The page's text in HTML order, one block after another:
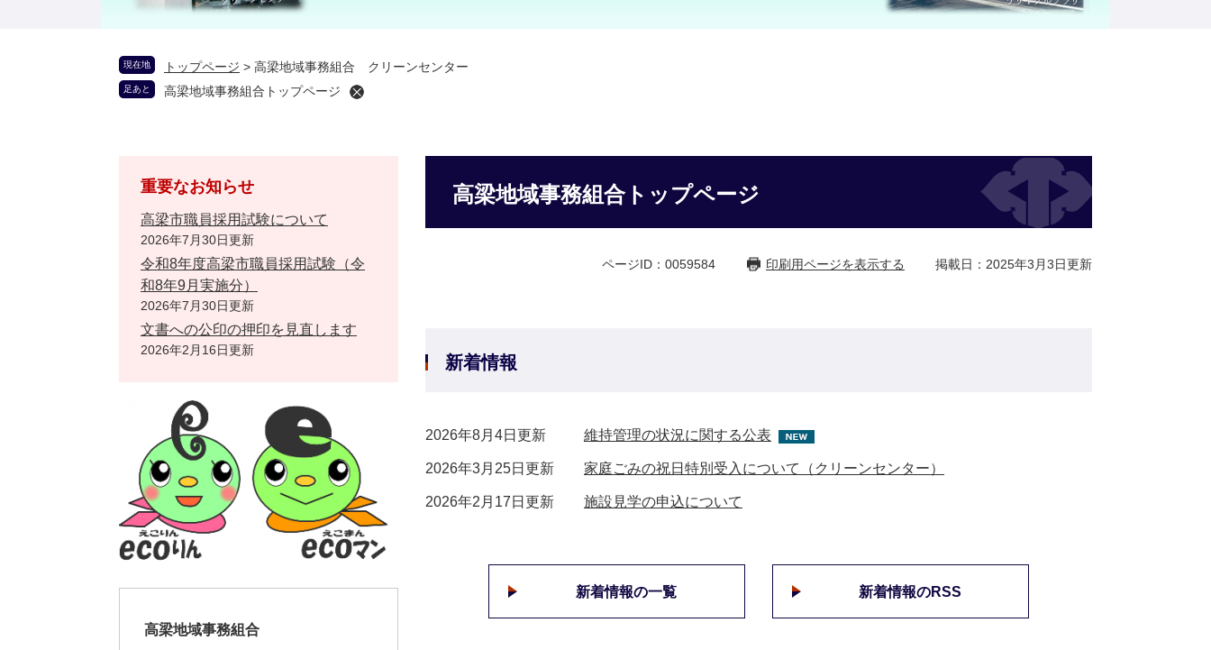
現在地 トップページ > 高梁地域事務組合 クリーンセンター
足あと 高梁地域事務組合トップページ
高梁地域事務組合トップページ
ページID：0059584 印刷用ページを表示する 掲載日：2025年3月3日更新
新着情報
2026年8月4日更新 維持管理の状況に関する公表
2026年3月25日更新 家庭ごみの祝日特別受入について（クリーンセンター）
2026年2月17日更新 施設見学の申込について
新着情報の一覧 新着情報のRSS
重要なお知らせ
高梁市職員採用試験について
2026年7月30日更新
令和8年度高梁市職員採用試験（令
和8年9月実施分）
2026年7月30日更新
文書への公印の押印を見直します
2026年2月16日更新
高梁地域事務組合